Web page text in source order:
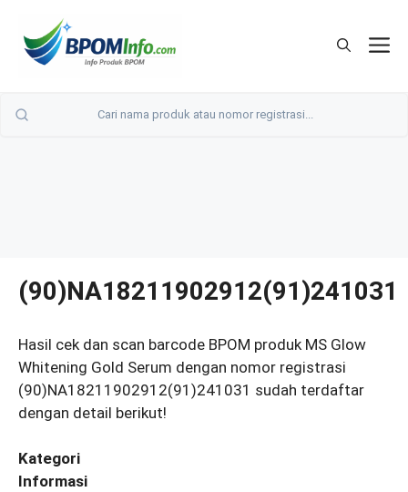
(90)NA18211902912(91)241031
Hasil cek dan scan barcode BPOM produk MS Glow
Whitening Gold Serum dengan nomor registrasi
(90)NA18211902912(91)241031 sudah terdaftar
dengan detail berikut!
Kategori
Informasi